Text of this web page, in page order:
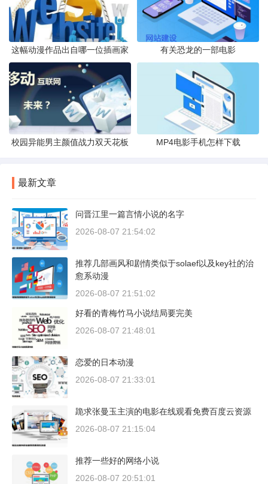
这幅动漫作品出自哪一位插画家 有关恐龙的一部电影
校园异能男主颜值战力双天花板 MP4电影手机怎样下载
最新文章
问晋江里一篇言情小说的名字
2026-08-07 21:54:02
推荐几部画风和剧情类似于solaef以及key社的治
愈系动漫
2026-08-07 21:51:02
好看的青梅竹马小说结局要完美
2026-08-07 21:48:01
恋爱的日本动漫
2026-08-07 21:33:01
跪求张曼玉主演的电影在线观看免费百度云资源
2026-08-07 21:15:04
推荐一些好的网络小说
2026-08-07 20:51:01